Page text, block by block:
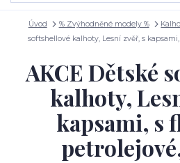
Úvod % Zvýhodněné modely %
softshellové kalhoty, Lesní zvěř, s
AKCE Dětské
kalhoty,
kapsami, s